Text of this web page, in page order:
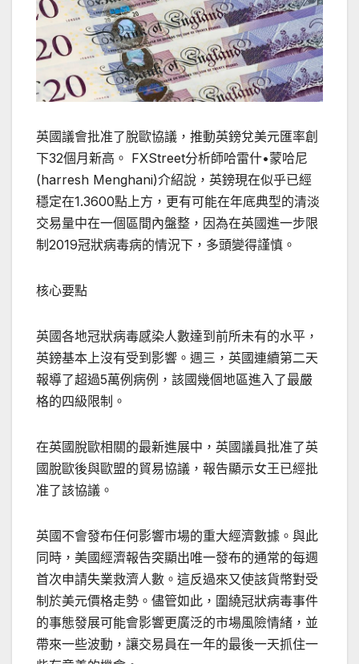
英國議會批准了脫歐協議，推動英鎊兌美元匯率創
下32個月新高。 FXStreet分析師哈雷什•蒙哈尼
(harresh Menghani)介紹說，英鎊現在似乎已經
穩定在1.3600點上方，更有可能在年底典型的清淡
交易量中在一個區間內盤整，因為在英國進一步限
制2019冠狀病毒病的情況下，多頭變得謹慎。
核心要點
英國各地冠狀病毒感染人數達到前所未有的水平，
英鎊基本上沒有受到影響。週三，英國連續第二天
報導了超過5萬例病例，該國幾個地區進入了最嚴
格的四級限制。
在英國脫歐相關的最新進展中，英國議員批准了英
國脫歐後與歐盟的貿易協議，報告顯示女王已經批
准了該協議。
英國不會發布任何影響市場的重大經濟數據。與此
同時，美國經濟報告突顯出唯一發布的通常的每週
首次申請失業救濟人數。這反過來又使該貨幣對受
制於美元價格走勢。儘管如此，圍繞冠狀病毒事件
的事態發展可能會影響更廣泛的市場風險情緒，並
帶來一些波動，讓交易員在一年的最後一天抓住一